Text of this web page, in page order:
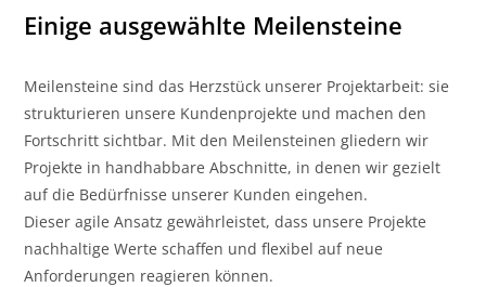
Einige ausgewählte Meilensteine
Meilensteine sind das Herzstück unserer Projektarbeit: sie
strukturieren unsere Kundenprojekte und machen den
Fortschritt sichtbar. Mit den Meilensteinen gliedern wir
Projekte in handhabbare Abschnitte, in denen wir gezielt
auf die Bedürfnisse unserer Kunden eingehen.
Dieser agile Ansatz gewährleistet, dass unsere Projekte
nachhaltige Werte schaffen und flexibel auf neue
Anforderungen reagieren können.